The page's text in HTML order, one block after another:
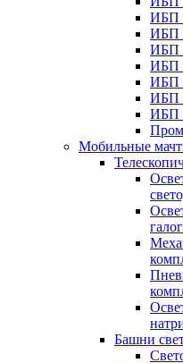
ИБП
ИБП
ИБП
ИБП
ИБП
ИБП
ИБП
Мобильные
Башни